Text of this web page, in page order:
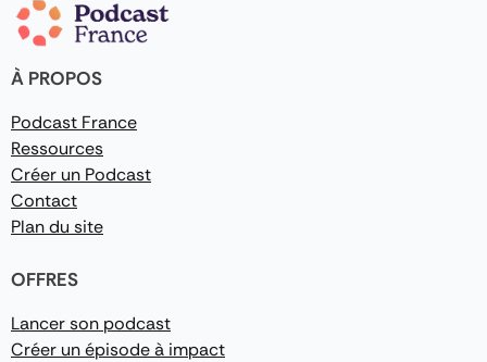
À PROPOS
Podcast France
Ressources
Créer un Podcast
Contact
Plan du site
OFFRES
Lancer son podcast
Créer un épisode à impact